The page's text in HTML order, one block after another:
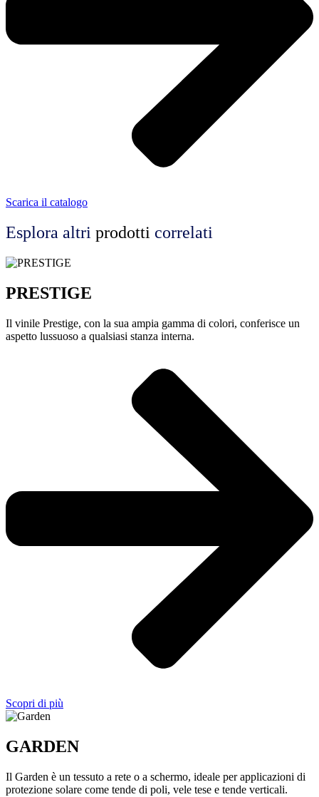
Scarica il catalogo
Esplora altri prodotti correlati
PRESTIGE
Il vinile Prestige, con la sua ampia gamma di colori, conferisce un
aspetto lussuoso a qualsiasi stanza interna.
Scopri di più
GARDEN
Il Garden è un tessuto a rete o a schermo, ideale per applicazioni di
protezione solare come tende di poli, vele tese e tende verticali.